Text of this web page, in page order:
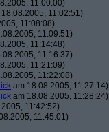
11:00:00)
11:02:51)
11:08:08)
11:09:51)
11:14:48)
11:16:37)
11:21:09)
11:22:08)
am 18.08.2005, 11:27:14)
am 18.08.2005, 11:28:24)
11:42:52)
11:45:01)